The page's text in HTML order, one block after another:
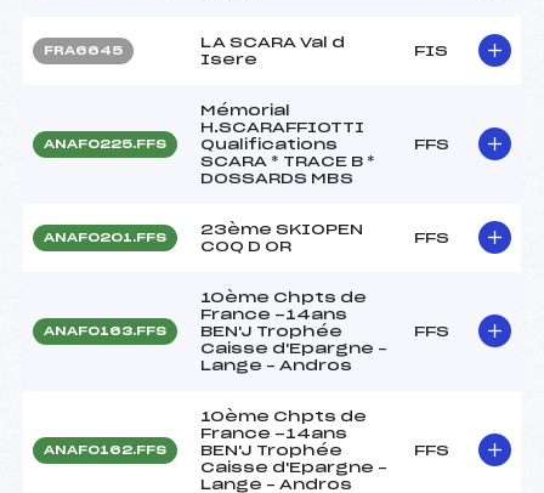
FRA6645
LA SCARA Val d
Isere
FIS
ANAF0225.FFS
Mémorial
H.SCARAFFIOTTI
Qualifications
SCARA * TRACE B *
DOSSARDS MBS
FFS
ANAF0201.FFS
23ème SKIOPEN
COQ D OR
FFS
ANAF0163.FFS
10ème Chpts de
France -14ans
BEN'J Trophée
Caisse d'Epargne –
Lange – Andros
FFS
ANAF0162.FFS
10ème Chpts de
France -14ans
BEN'J Trophée
Caisse d'Epargne –
Lange – Andros
FFS